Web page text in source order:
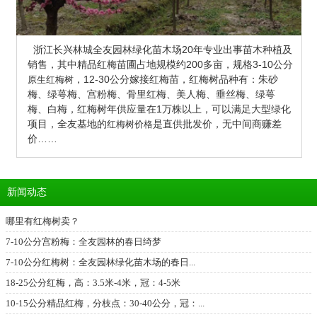
浙江长兴林城全友园林绿化苗木场20年专业出事苗木种植及
销售，其中精品红梅苗圃占地规模约200多亩， 规格3-10公分
原生红梅树，12-30公分嫁接红梅苗，红梅树品种有：朱砂
梅、绿萼梅、宫粉梅、骨里红梅、美人梅、垂丝梅、绿萼
梅、白梅，红梅树年供应量在1万株以上，可以满足大型绿化
项目，全友基地的红梅树价格是直供批发价，无中间商赚差
价……
新闻动态
哪里有红梅树卖？
7-10公分宫粉梅：全友园林的春日绮梦
7-10公分红梅树：全友园林绿化苗木场的春日...
18-25公分红梅，高：3.5米-4米，冠：4-5米
10-15公分精品红梅，分枝点：30-40公分，冠：...